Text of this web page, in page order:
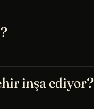
inşa ediyor?